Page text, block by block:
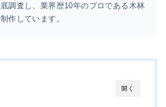
調査し、業界歴10年のプロである木林
作しています。
開く